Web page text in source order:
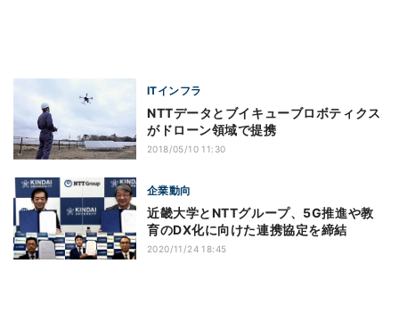
ITインフラ
NTTデータとブイキューブロボティクス
がドローン領域で提携
2018/05/10 11:30
企業動向
近畿大学とNTTグループ、5G推進や教
育のDX化に向けた連携協定を締結
2020/11/24 18:45